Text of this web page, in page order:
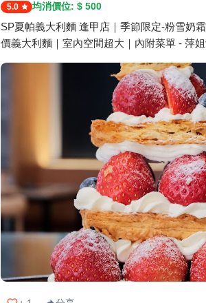
5.0 均消價位: $ 500
SP夏帕義大利麵 逢甲店｜季節限定-粉雪奶
價義大利麵｜室內空間超大｜內附菜單 - 萍